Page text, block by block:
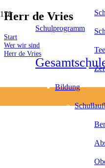
Schulprogramm
Bildung
Herr de Vries
Start
Wer wir sind
Herr de Vries